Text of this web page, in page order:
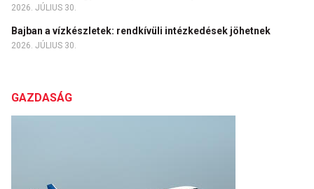
2026. JÚLIUS 30.
Bajban a vízkészletek: rendkívüli intézkedések jöhetnek
2026. JÚLIUS 30.
GAZDASÁG